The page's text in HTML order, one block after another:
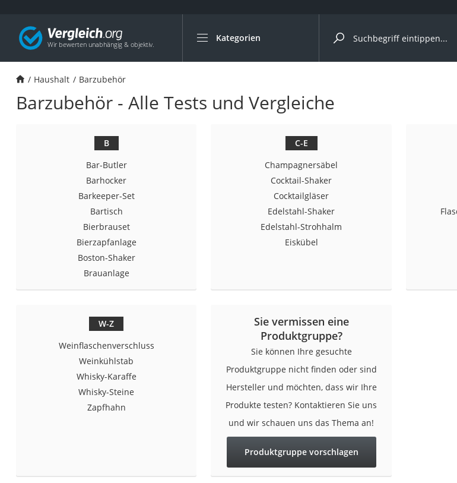
Kategorien
Die beliebtesten Vergleiche nach Kategorie
Haushalt
Zentralstaubsauger
Industriestaubsauger
Heißwasserspender
Tierhaarstaubsauger
Ecovacs-Saugroboter
Nespresso-Maschine
Messerschärfer
Haushalt Barzubehör
Barzubehör - Alle Tests und Vergleiche
B
Bar-Butler
Barhocker
Barkeeper-Set
Bartisch
Bierbrauset
Bierzapfanlage
Boston-Shaker
Brauanlage
C-E
Champagnersäbel
Cocktail-Shaker
Cocktailgläser
Edelstahl-Shaker
Edelstahl-Strohhalm
Eiskübel
W-Z
Weinflaschenverschluss
Weinkühlstab
Whisky-Karaffe
Whisky-Steine
Zapfhahn
Sie vermissen eine
Produktgruppe?
Sie können Ihre gesuchte
Produktgruppe nicht finden oder sind
Hersteller und möchten, dass wir Ihre
Produkte testen? Kontaktieren Sie uns
und wir schauen uns das Thema an!
Produktgruppe vorschlagen